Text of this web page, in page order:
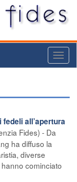
all’apertura
Fides) - Da
ha diffuso la
diverse
cominciato